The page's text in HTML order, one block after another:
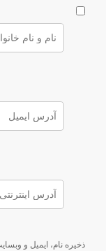
ذخیره نام، ایمیل و